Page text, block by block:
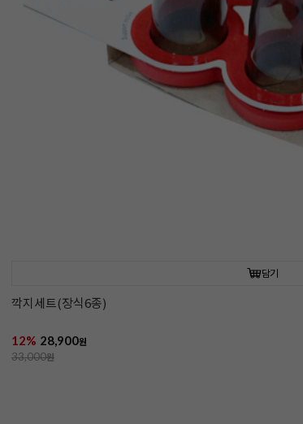
담기
깍지세트(장식6종)
12% 28,900원
33,000원